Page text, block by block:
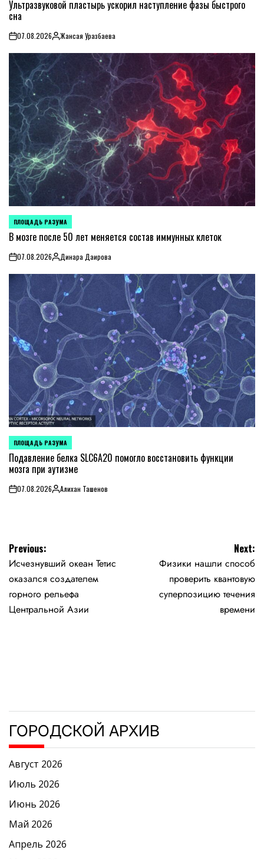
IN
Ультразвуковой пластырь ускорил наступление фазы быстрого
сна
on07.08.2026PostedЖансая Уразбаева
POSTED
IN
ПЛОЩАДЬ РАЗУМА
В мозге после 50 лет меняется состав иммунных клеток
on07.08.2026PostedДинара Даирова
POSTED
IN
ПЛОЩАДЬ РАЗУМА
Подавление белка SLC6A20 помогло восстановить функции
мозга при аутизме
on07.08.2026PostedАлихан Ташенов
Навигация
по
записям
Previous:
Исчезнувший океан Тетис
оказался создателем
горного рельефа
Центральной Азии
Next:
Физики нашли способ
проверить квантовую
суперпозицию течения
времени
ГОРОДСКОЙ АРХИВ
Август 2026
Июль 2026
Июнь 2026
Май 2026
Апрель 2026